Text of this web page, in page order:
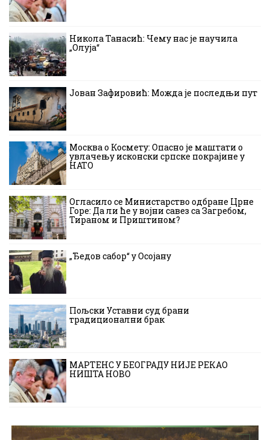
Никола Танасић: Чему нас је научила
„Олуја“
Јован Зафировић: Можда је последњи пут
Москва о Космету: Опасно је маштати о
увлачењу исконски српске покрајине у
НАТО
Огласило се Министарство одбране Црне
Горе: Да ли ће у војни савез са Загребом,
Тираном и Приштином?
„Ђедов сабор“ у Осојану
Пољски Уставни суд брани
традиционални брак
МАРТЕНС У БЕОГРАДУ НИЈЕ РЕКАО
НИШТА НОВО